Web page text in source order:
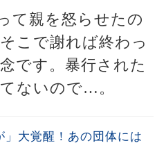
て親を怒らせたの
こで謝れば終わっ
です。暴行された
ないので…。
」大覚醒！あの団体には